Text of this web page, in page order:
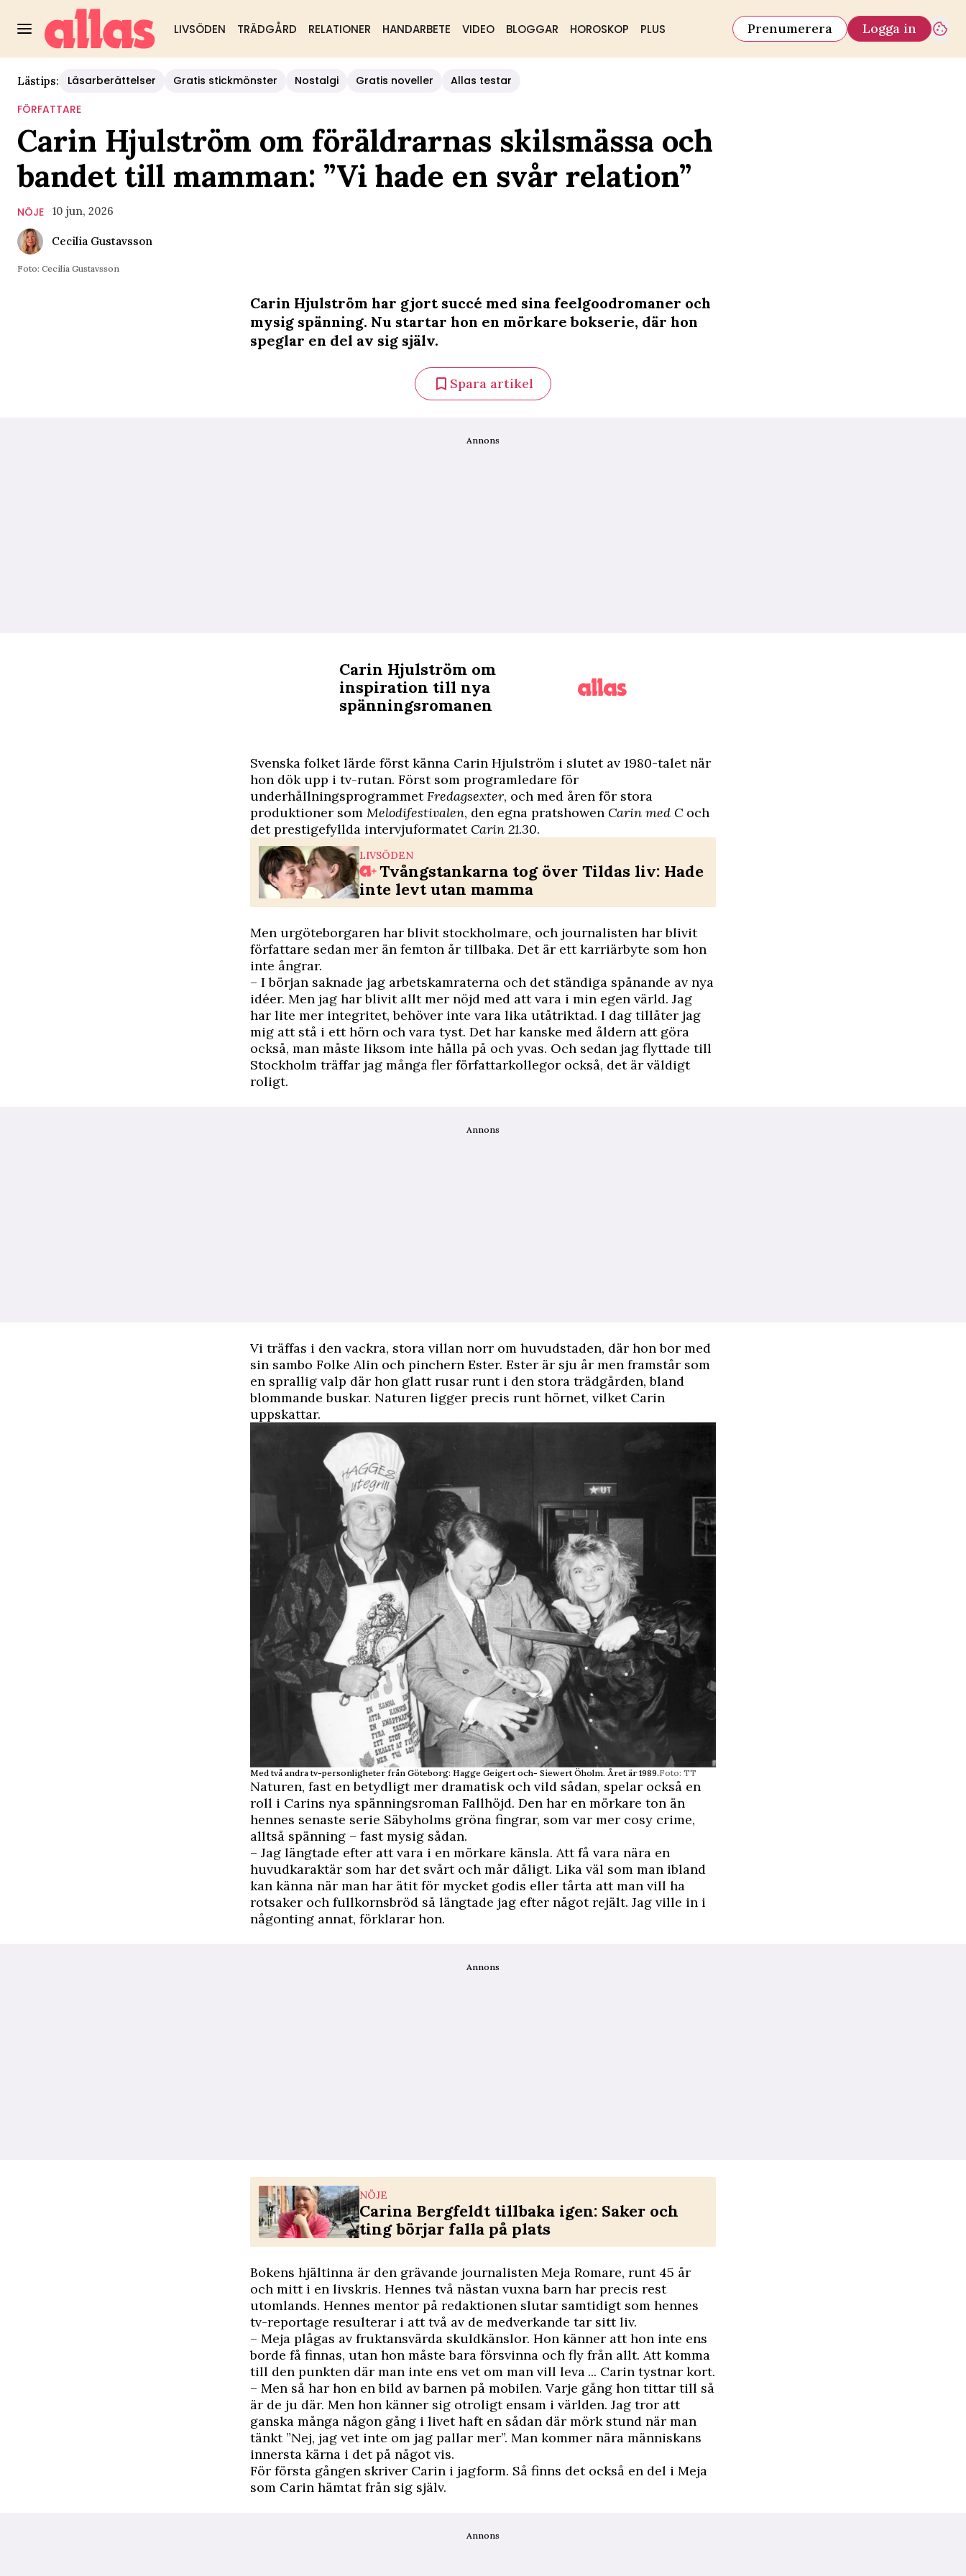
LIVSÖDEN TRÄDGÅRD RELATIONER HANDARBETE VIDEO BLOGGAR HOROSKOP PLUS Prenumerera Logga in
Lästips: Läsarberättelser Gratis stickmönster Nostalgi Gratis noveller
Allas testar
FÖRFATTARE
Carin Hjulström om föräldrarnas skilsmässa och
bandet till mamman: ”Vi hade en svår relation”
NÖJE 10 jun, 2026
Cecilia Gustavsson
Foto: Cecilia Gustavsson
Carin Hjulström har gjort succé med sina feelgoodromaner och
mysig spänning. Nu startar hon en mörkare bokserie, där hon
speglar en del av sig själv.
Spara artikel
Annons
Carin Hjulström om
inspiration till nya
spänningsromanen
Svenska folket lärde först känna Carin Hjulström i slutet av 1980-talet när
hon dök upp i tv-rutan. Först som programledare för
underhållningsprogrammetFredagsexter, och med åren för stora
produktioner som Melodifestivalen, den egna pratshowen Carin med C och
det prestigefyllda intervjuformatet Carin 21.30.
LIVSÖDEN
Tvångstankarna tog över Tildas liv: Hade
inte levt utan mamma
Men urgöteborgaren har blivit stockholmare, och journalisten har blivit
författare sedan mer än femton år tillbaka. Det är ett karriärbyte som hon
inte ångrar.
– I början saknade jag arbetskamraterna och det ständiga spånande av nya
idéer. Men jag har blivit allt mer nöjd med att vara i min egen värld. Jag
har lite mer integritet, behöver inte vara lika utåtriktad. I dag tillåter jag
mig att stå i ett hörn och vara tyst. Det har kanske med åldern att göra
också, man måste liksom inte hålla på och yvas. Och sedan jag flyttade till
Stockholm träffar jag många fler författarkollegor också, det är väldigt
roligt.
Annons
Vi träffas i den vackra, stora villan norr om huvudstaden, där hon bor med
sin sambo Folke Alin och pinchern Ester. Ester är sju år men framstår som
en sprallig valp där hon glatt rusar runt i den stora trädgården, bland
blommande buskar. Naturen ligger precis runt hörnet, vilket Carin
uppskattar.
Med två andra tv-personligheter från Göteborg: Hagge Geigert och- Siewert Öholm. Året är 1989.Foto: TT
Naturen, fast en betydligt mer dramatisk och vild sådan, spelar också en
roll i Carins nya spänningsroman Fallhöjd. Den har en mörkare ton än
hennes senaste serie Säbyholms gröna fingrar, som var mer cosy crime,
alltså spänning – fast mysig sådan.
– Jag längtade efter att vara i en mörkare känsla. Att få vara nära en
huvudkaraktär som har det svårt och mår dåligt. Lika väl som man ibland
kan känna när man har ätit för mycket godis eller tårta att man vill ha
rotsaker och fullkornsbröd så längtade jag efter något rejält. Jag ville in i
någonting annat, förklarar hon.
Annons
NÖJE
Carina Bergfeldt tillbaka igen: Saker och
ting börjar falla på plats
Bokens hjältinna är den grävande journalisten Meja Romare, runt 45 år
och mitt i en livskris. Hennes två nästan vuxna barn har precis rest
utomlands. Hennes mentor på redaktionen slutar samtidigt som hennes
tv-reportage resulterar i att två av de medverkande tar sitt liv.
– Meja plågas av fruktansvärda skuldkänslor. Hon känner att hon inte ens
borde få finnas, utan hon måste bara försvinna och fly från allt. Att komma
till den punkten där man inte ens vet om man vill leva ... Carin tystnar kort.
– Men så har hon en bild av barnen på mobilen. Varje gång hon tittar till så
är de ju där. Men hon känner sig otroligt ensam i världen. Jag tror att
ganska många någon gång i livet haft en sådan där mörk stund när man
tänkt ”Nej, jag vet inte om jag pallar mer”. Man kommer nära människans
innersta kärna i det på något vis.
För första gången skriver Carin i jagform. Så finns det också en del i Meja
som Carin hämtat från sig själv.
Annons